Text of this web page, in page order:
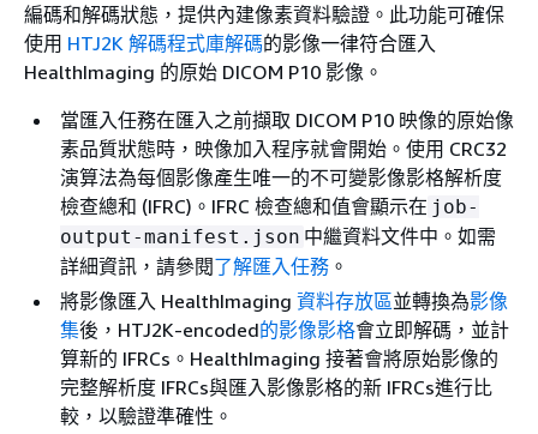
編碼和解碼狀態，提供內建像素資料驗證。此功能可確保
使用 HTJ2K 解碼程式庫解碼的影像一律符合匯入
HealthImaging 的原始 DICOM P10 影像。
當匯入任務在匯入之前擷取 DICOM P10 映像的原始像
素品質狀態時，映像加入程序就會開始。使用 CRC32
演算法為每個影像產生唯一的不可變影像影格解析度
檢查總和 (IFRC)。IFRC 檢查總和值會顯示在 job-
output-manifest.json 中繼資料文件中。如需
詳細資訊，請參閱了解匯入任務 。
將影像匯入 HealthImaging 資料存放區並轉換為影像
集後，HTJ2K-encoded的影像影格會立即解碼，並計
算新的 IFRCs。HealthImaging 接著會將原始影像的
完整解析度 IFRCs與匯入影像影格的新 IFRCs進行比
較，以驗證準確性。